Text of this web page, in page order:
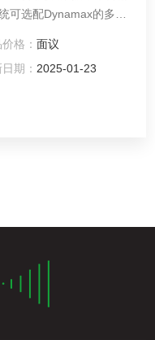
可选配Dynamax的多种
助网络将所有SapIP节
。实现设备和数据的云
格： 面议
期： 2025-01-23